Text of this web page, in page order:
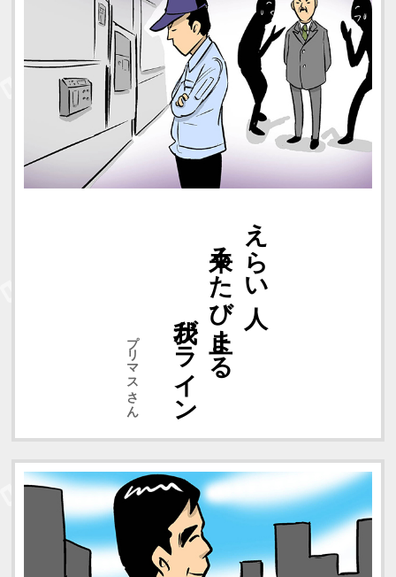
えらい人
来るたび止まる
我がライン
プリマスさん